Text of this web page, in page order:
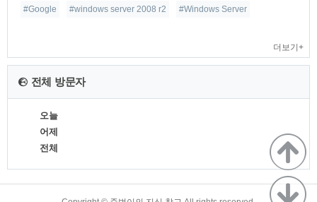
#Google #windows server 2008 r2 #Windows Server
더보기+
전체 방문자
오늘
어제
전체